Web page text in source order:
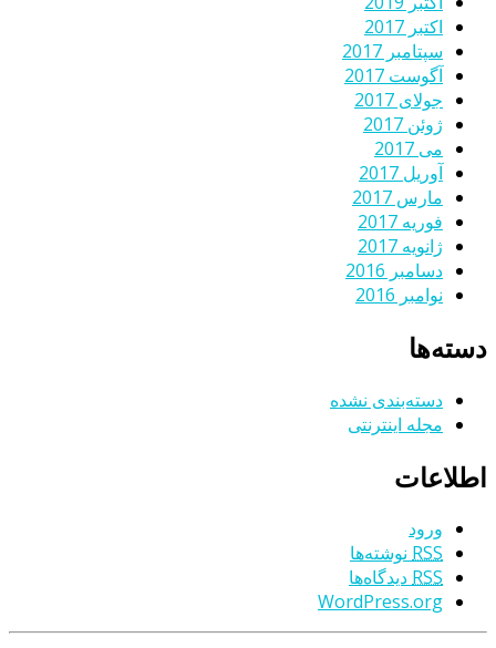
اکتبر 2017
سپتامبر 2017
آگوست 2017
جولای 2017
ژوئن 2017
می 2017
آوریل 2017
مارس 2017
فوریه 2017
ژانویه 2017
دسامبر 2016
نوامبر 2016
دسته‌ها
دسته‌بندی نشده
مجله اینترنتی
اطلاعات
ورود
RSS نوشته‌ها
RSSدیدگاه‌ها
WordPress.org